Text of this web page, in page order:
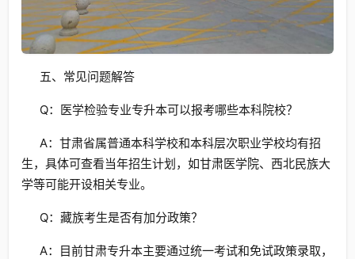
五、常见问题解答
Q：医学检验专业专升本可以报考哪些本科院校？
A：甘肃省属普通本科学校和本科层次职业学校均有招
生，具体可查看当年招生计划，如甘肃医学院、西北民族大
学等可能开设相关专业。
Q：藏族考生是否有加分政策？
A：目前甘肃专升本主要通过统一考试和免试政策录取，